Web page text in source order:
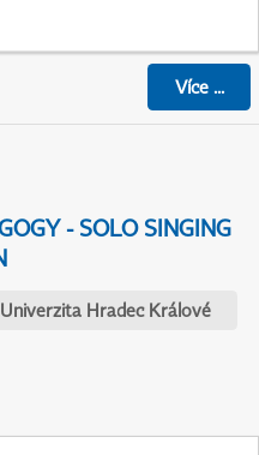
Více...
- SOLO SINGING
Univerzita Hradec Králové